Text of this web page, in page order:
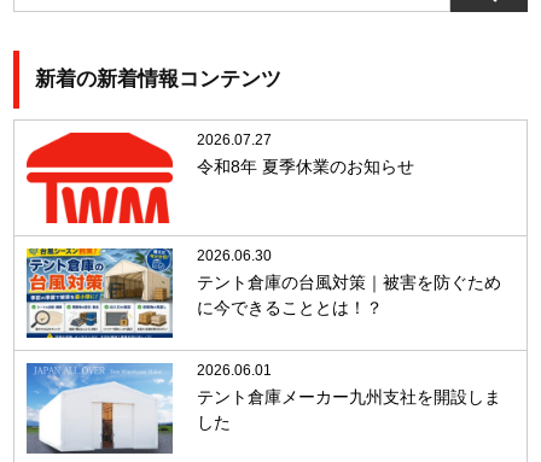
新着の新着情報コンテンツ
2026.07.27
令和8年 夏季休業のお知らせ
2026.06.30
テント倉庫の台風対策｜被害を防ぐため
に今できることとは！？
2026.06.01
テント倉庫メーカー九州支社を開設しま
した